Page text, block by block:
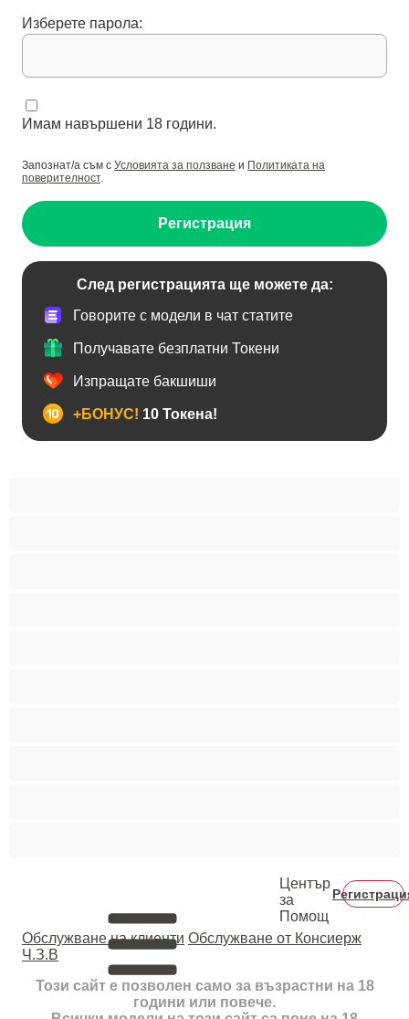
Изберете парола:
Имам навършени 18 години.
Запознат/а съм с Условията за ползване и Политиката на
поверителност.
Регистрация
След регистрацията ще можете да:
Говорите с модели в чат статите
Получавате безплатни Токени
Изпращате бакшиши
+БОНУС! 10 Токена!
Център
за
Помощ
Oбслужване на клиенти Обслужване от Консиерж
Ч.З.В
Този сайт е позволен само за възрастни на 18
години или повече.